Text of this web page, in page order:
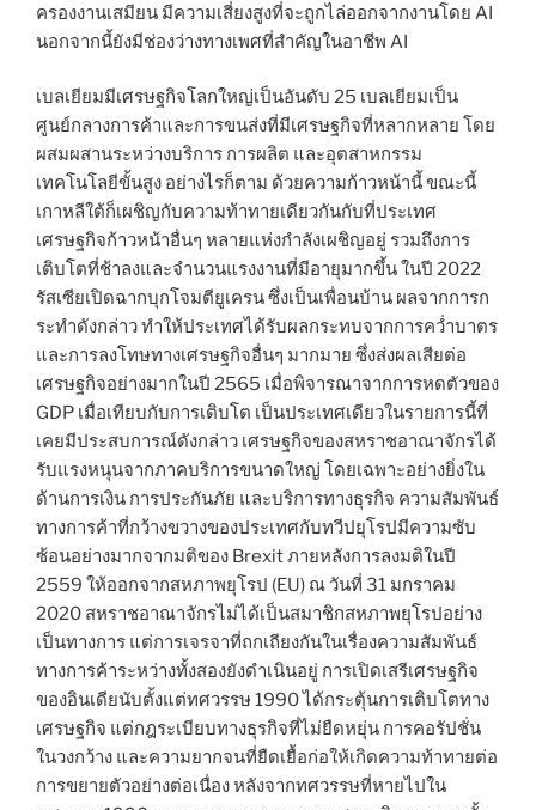
ครองงานเสมียน มีความเสี่ยงสูงที่จะถูกไล่ออกจากงานโดย AI
นอกจากนี้ยังมีช่องว่างทางเพศที่สำคัญในอาชีพ AI
เบลเยียมมีเศรษฐกิจโลกใหญ่เป็นอันดับ 25 เบลเยียมเป็น
ศูนย์กลางการค้าและการขนส่งที่มีเศรษฐกิจที่หลากหลาย โดย
ผสมผสานระหว่างบริการ การผลิต และอุตสาหกรรม
เทคโนโลยีขั้นสูง อย่างไรก็ตาม ด้วยความก้าวหน้านี้ ขณะนี้
เกาหลีใต้ก็เผชิญกับความท้าทายเดียวกันกับที่ประเทศ
เศรษฐกิจก้าวหน้าอื่นๆ หลายแห่งกำลังเผชิญอยู่ รวมถึงการ
เติบโตที่ช้าลงและจำนวนแรงงานที่มีอายุมากขึ้น ในปี 2022
รัสเซียเปิดฉากบุกโจมตียูเครน ซึ่งเป็นเพื่อนบ้าน ผลจากการก
ระทำดังกล่าว ทำให้ประเทศได้รับผลกระทบจากการคว่ำบาตร
และการลงโทษทางเศรษฐกิจอื่นๆ มากมาย ซึ่งส่งผลเสียต่อ
เศรษฐกิจอย่างมากในปี 2565 เมื่อพิจารณาจากการหดตัวของ
GDP เมื่อเทียบกับการเติบโต เป็นประเทศเดียวในรายการนี้ที่
เคยมีประสบการณ์ดังกล่าว เศรษฐกิจของสหราชอาณาจักรได้
รับแรงหนุนจากภาคบริการขนาดใหญ่ โดยเฉพาะอย่างยิ่งใน
ด้านการเงิน การประกันภัย และบริการทางธุรกิจ ความสัมพันธ์
ทางการค้าที่กว้างขวางของประเทศกับทวีปยุโรปมีความซับ
ซ้อนอย่างมากจากมติของ Brexit ภายหลังการลงมติในปี
2559 ให้ออกจากสหภาพยุโรป (EU) ณ วันที่ 31 มกราคม
2020 สหราชอาณาจักรไม่ได้เป็นสมาชิกสหภาพยุโรปอย่าง
เป็นทางการ แต่การเจรจาที่ถกเถียงกันในเรื่องความสัมพันธ์
ทางการค้าระหว่างทั้งสองยังดำเนินอยู่ การเปิดเสรีเศรษฐกิจ
ของอินเดียนับตั้งแต่ทศวรรษ 1990 ได้กระตุ้นการเติบโตทาง
เศรษฐกิจ แต่กฎระเบียบทางธุรกิจที่ไม่ยืดหยุ่น การคอรัปชั่น
ในวงกว้าง และความยากจนที่ยืดเยื้อก่อให้เกิดความท้าทายต่อ
การขยายตัวอย่างต่อเนื่อง หลังจากทศวรรษที่หายไปใน